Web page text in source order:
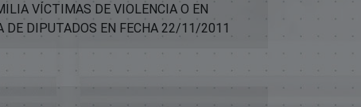
VÍCTIMAS DE VIOLENCIA O EN
DE DIPUTADOS EN FECHA 22/11/2011